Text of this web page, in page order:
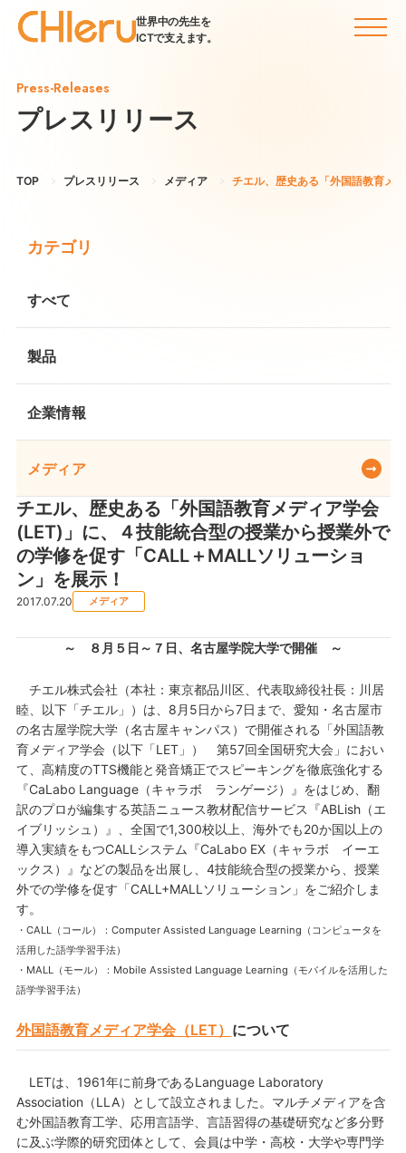
世界中の先生を
ICTで支えます。
Press-Releases
プレスリリース
TOP プレスリリース メディア チエル、歴史ある「外国語教育メ
カテゴリ
すべて
製品
企業情報
メディア
チエル、歴史ある「外国語教育メディア学会
(LET)」に、４技能統合型の授業から授業外で
の学修を促す「CALL＋MALLソリューショ
ン」を展示！
2017.07.20 メディア
～ ８月５日～７日、名古屋学院大学で開催 ～
チエル株式会社（本社：東京都品川区、代表取締役社長：川居
睦、以下「チエル」）は、8月5日から7日まで、愛知・名古屋市
の名古屋学院大学（名古屋キャンパス）で開催される「外国語教
育メディア学会（以下「LET」） 第57回全国研究大会」におい
て、高精度のTTS機能と発音矯正でスピーキングを徹底強化する
『CaLabo Language（キャラボ ランゲージ）』をはじめ、翻
訳のプロが編集する英語ニュース教材配信サービス『ABLish（エ
イブリッシュ）』、全国で1,300校以上、海外でも20か国以上の
導入実績をもつCALLシステム『CaLabo EX（キャラボ イーエ
ックス）』などの製品を出展し、4技能統合型の授業から、授業
外での学修を促す「CALL+MALLソリューション」をご紹介しま
す。
・CALL（コール）：Computer Assisted Language Learning（コンピュータを
活用した語学学習手法）
・MALL（モール）：Mobile Assisted Language Learning（モバイルを活用した
語学学習手法）
外国語教育メディア学会（LET） について
LETは、1961年に前身であるLanguage Laboratory
Association（LLA）として設立されました。マルチメディアを含
む外国語教育工学、応用言語学、言語習得の基礎研究など多分野
に及ぶ学際的研究団体として、会員は中学・高校・大学や専門学